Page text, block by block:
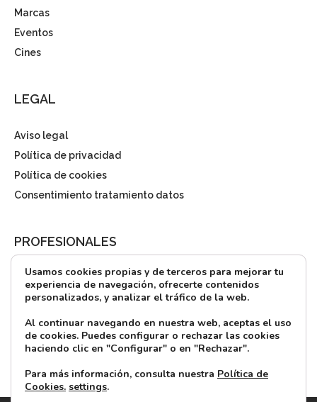
Marcas
Eventos
Cines
LEGAL
Aviso legal
Política de privacidad
Política de cookies
Consentimiento tratamiento datos
PROFESIONALES
¿Quieres alquilar?
Prensa
Directorio
CONTACTO
Usamos cookies propias y de terceros para mejorar tu
experiencia de navegación, ofrecerte contenidos
personalizados, y analizar el tráfico de la web.
Al continuar navegando en nuestra web, aceptas el uso
de cookies. Puedes configurar o rechazar las cookies
haciendo clic en "Configurar" o en "Rechazar".
Para más información, consulta nuestra Política de
Cookies. settings.